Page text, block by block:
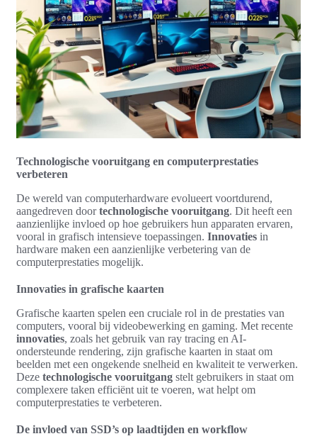
Technologische vooruitgang en computerprestaties
verbeteren
De wereld van computerhardware evolueert voortdurend,
aangedreven doortechnologische vooruitgang. Dit heeft een
aanzienlijke invloed op hoe gebruikers hun apparaten ervaren,
vooral in grafisch intensieve toepassingen. Innovaties in
hardware maken een aanzienlijke verbetering van de
computerprestaties mogelijk.
Innovaties in grafische kaarten
Grafische kaarten spelen een cruciale rol in de prestaties van
computers, vooral bij videobewerking en gaming. Met recente
innovaties, zoals het gebruik van ray tracing en AI-
ondersteunde rendering, zijn grafische kaarten in staat om
beelden met een ongekende snelheid en kwaliteit te verwerken.
Deze technologische vooruitgang stelt gebruikers in staat om
complexere taken efficiënt uit te voeren, wat helpt om
computerprestaties te verbeteren.
De invloed van SSD’s op laadtijden en workflow